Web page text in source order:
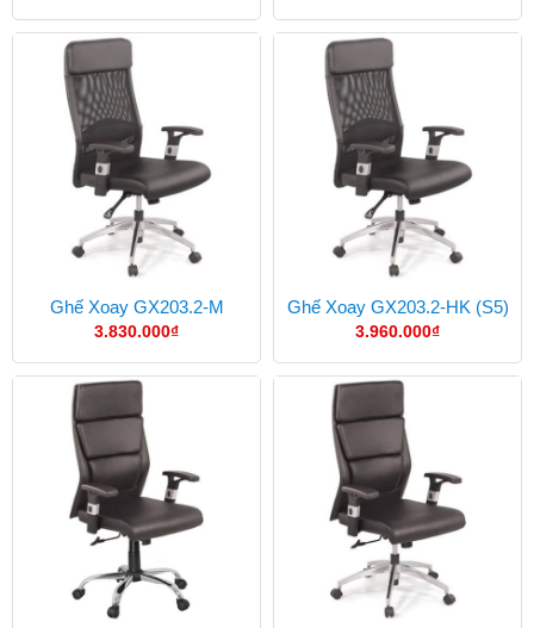
Ghế Xoay GX203.2-M
3.830.000₫
Ghế Xoay GX203.2-HK (S5)
3.960.000₫